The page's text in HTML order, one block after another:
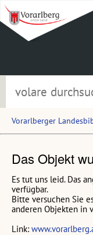
Vorarlberger
Das Objekt
Es tut uns leid. Das
verfügbar.
Bitte versuchen Sie
anderen Objekten in
Link: